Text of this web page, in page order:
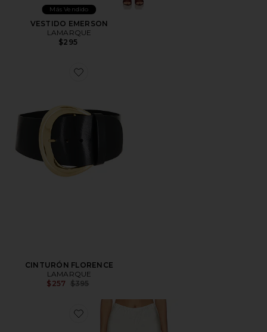
Más Vendido
VESTIDO EMERSON
LAMARQUE
$295
Favorite CINTURÓN FLORENCE
CINTURÓN FLORENCE
LAMARQUE
$257 Previous price:
$395
Favorite PANTALÓN EMILE